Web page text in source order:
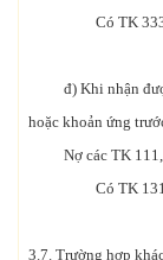
Có TK 3331 -
đ) Khi nhận được
hoặc khoản ứng
Nợ các TK 111,
Có TK 131 -
3.7. Trường hợp